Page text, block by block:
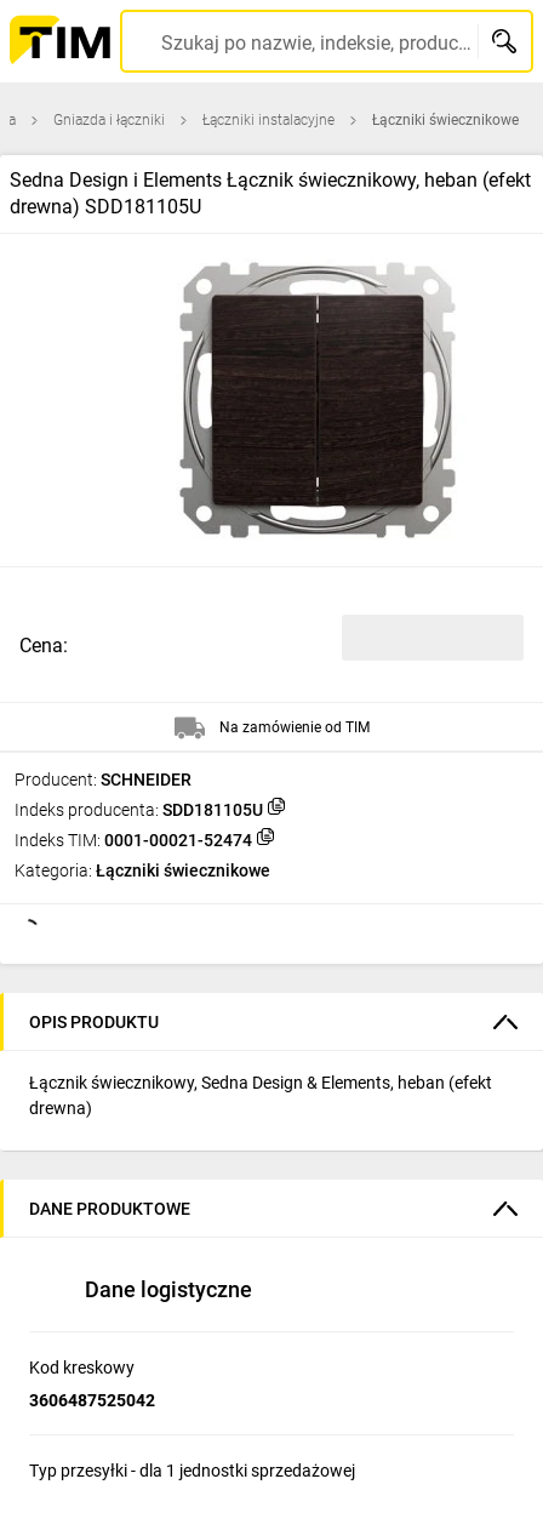
Szukaj po nazwie, indeksie, producencie, kodzie kreskowym...
Gniazda i łączniki Łączniki instalacyjne Łączniki świecznikowe
Sedna Design i Elements Łącznik świecznikowy, heban (efekt
drewna) SDD181105U
Producent: SCHNEIDER
Indeks producenta: SDD181105U
Indeks TIM: 0001-00021-52474
Kategoria: Łączniki świecznikowe
Cena:
Na zamówienie od TIM
OPIS PRODUKTU
Łącznik świecznikowy, Sedna Design & Elements, heban (efekt
drewna)
DANE PRODUKTOWE
Dane logistyczne
Kod kreskowy
3606487525042
Typ przesyłki - dla 1 jednostki sprzedażowej